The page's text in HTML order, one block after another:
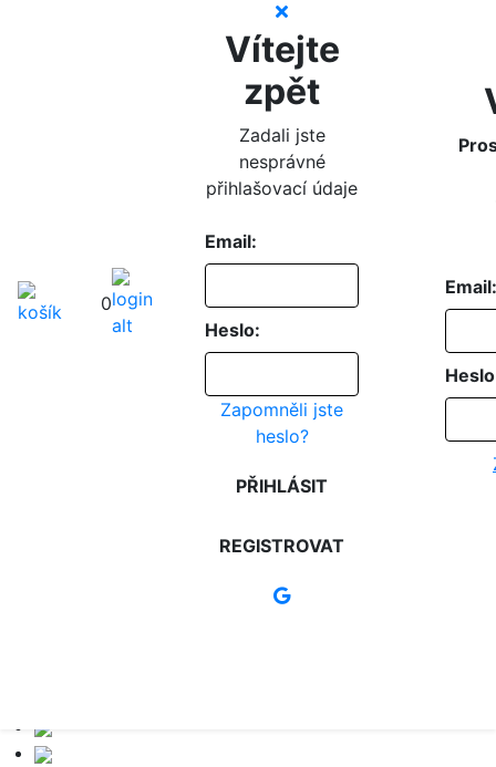
0
Vítejte
zpět
Zadali jste
nesprávné
přihlašovací údaje
Email:
Heslo:
Zapomněli jste
heslo?
PŘIHLÁSIT
REGISTROVAT
Email: